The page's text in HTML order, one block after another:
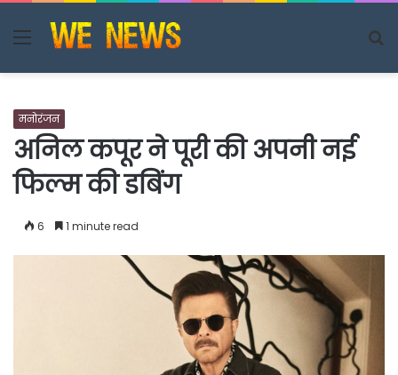
Menu
मनोरंजन
अनिल कपूर ने पूरी की अपनी नई
फिल्म की डबिंग
6 1 minute read